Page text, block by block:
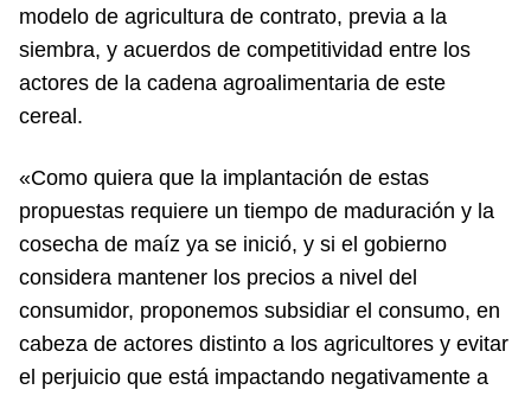
modelo de agricultura de contrato, previa a la
siembra, y acuerdos de competitividad entre los
actores de la cadena agroalimentaria de este
cereal.
«Como quiera que la implantación de estas
propuestas requiere un tiempo de maduración y la
cosecha de maíz ya se inició, y si el gobierno
considera mantener los precios a nivel del
consumidor, proponemos subsidiar el consumo, en
cabeza de actores distinto a los agricultores y evitar
el perjuicio que está impactando negativamente a